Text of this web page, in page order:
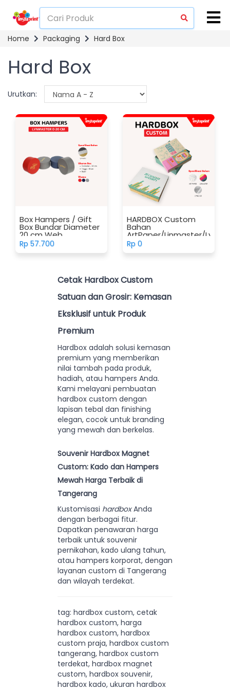
Home Packaging Hard Box
Hard Box
Urutkan:
Box Hampers / Gift
Box Bundar Diameter
20 cm Web
Rp 57.700
HARDBOX Custom
Bahan
ArtPaper/Linmaster/
WEB
Rp 0
Cetak Hardbox Custom
Satuan dan Grosir: Kemasan
Eksklusif untuk Produk
Premium
Hardbox adalah solusi kemasan
premium yang memberikan
nilai tambah pada produk,
hadiah, atau hampers Anda.
Kami melayani pembuatan
hardbox custom dengan
lapisan tebal dan finishing
elegan, cocok untuk branding
yang mewah dan berkelas.
Souvenir Hardbox Magnet
Custom: Kado dan Hampers
Mewah Harga Terbaik di
Tangerang
Kustomisasi hardboxAnda
dengan berbagai fitur.
Dapatkan penawaran harga
terbaik untuk souvenir
pernikahan, kado ulang tahun,
atau hampers korporat, dengan
layanan custom di Tangerang
dan wilayah terdekat.
tag: hardbox custom, cetak
hardbox custom, harga
hardbox custom, hardbox
custom praja, hardbox custom
tangerang, hardbox custom
terdekat, hardbox magnet
custom, hardbox souvenir,
hardbox kado, ukuran hardbox